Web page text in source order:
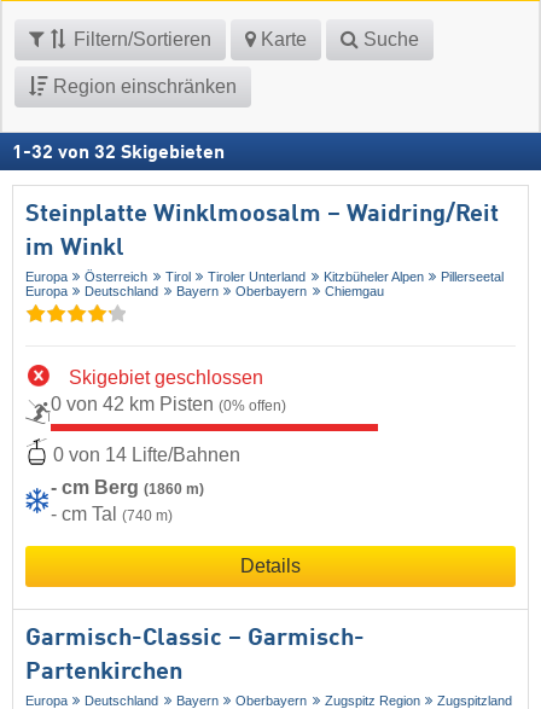
Filtern/Sortieren Karte Suche
Region einschränken
1 -32 von 32 Skigebieten
Steinplatte Winklmoosalm – Waidring/​Reit
im Winkl
Europa Österreich Tirol Tiroler Unterland Kitzbüheler Alpen
Pillerseetal
Europa
Deutschland Bayern Oberbayern Chiemgau
Skigebiet geschlossen
0 von 42 km Pisten (0% offen)
0 von 14 Lifte/Bahnen
- cm Berg (1860 m)
- cm Tal (740 m)
Details
Garmisch-Classic – Garmisch-
Partenkirchen
Europa Deutschland Bayern Oberbayern Zugspitz Region Zugspitzland